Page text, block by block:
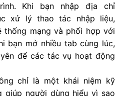
Khi bạn nhập địa chỉ
xử lý thao tác nhập liệu,
thống mạng và phối hợp với
bạn mở nhiều tab cùng lúc,
để các tác vụ hoạt động
chỉ là một khái niệm kỹ
giúp người dùng hiểu vì sao